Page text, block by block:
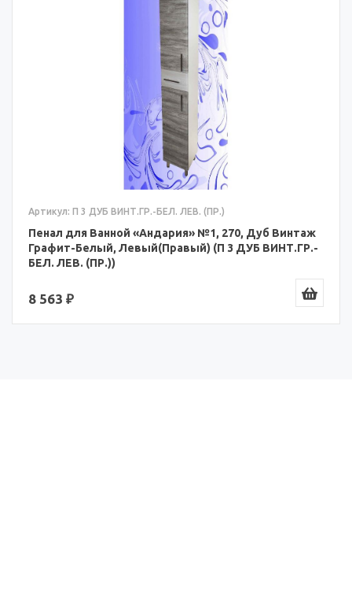
Артикул: П 3 ДУБ ВИНТ.ГР.-БЕЛ. ЛЕВ. (ПР.)
Пенал для Ванной «Андария» №1, 270, Дуб Винтаж
Графит-Белый, Левый(Правый) (П 3 ДУБ ВИНТ.ГР.-
БЕЛ. ЛЕВ. (ПР.))
8 563 ₽